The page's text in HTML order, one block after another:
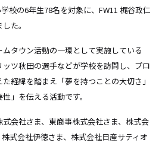
校の6年生78名を対象に、FW11 梶谷政仁
た。
タウン活動の一環として実施している
ッツ秋田の選手などが学校を訪問し、プロ
経緯を踏まえ「夢を持つことの大切さ」
」を伝える活動です。
式会社さま、東商事株式会社さま、株式会
式会社伊徳さま、株式会社日産サティオ